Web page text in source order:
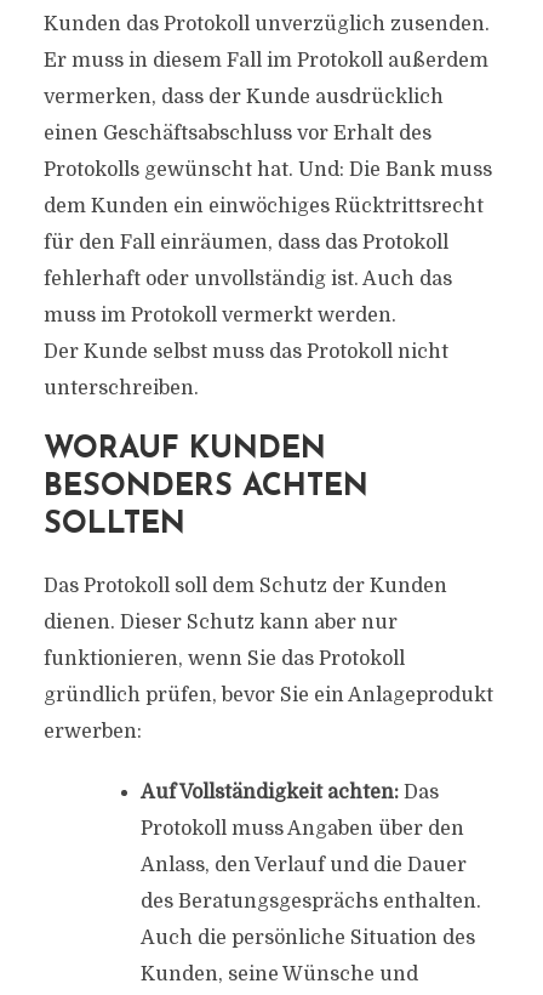
Kunden das Protokoll unverzüglich zusenden.
Er muss in diesem Fall im Protokoll außerdem
vermerken, dass der Kunde ausdrücklich
einen Geschäftsabschluss vor Erhalt des
Protokolls gewünscht hat. Und: Die Bank muss
dem Kunden ein einwöchiges Rücktrittsrecht
für den Fall einräumen, dass das Protokoll
fehlerhaft oder unvollständig ist. Auch das
muss im Protokoll vermerkt werden.
Der Kunde selbst muss das Protokoll nicht
unterschreiben.
WORAUF KUNDEN
BESONDERS ACHTEN
SOLLTEN
Das Protokoll soll dem Schutz der Kunden
dienen. Dieser Schutz kann aber nur
funktionieren, wenn Sie das Protokoll
gründlich prüfen, bevor Sie ein Anlageprodukt
erwerben:
Auf Vollständigkeit achten:Das
Protokoll muss Angaben über den
Anlass, den Verlauf und die Dauer
des Beratungsgesprächs enthalten.
Auch die persönliche Situation des
Kunden, seine Wünsche und